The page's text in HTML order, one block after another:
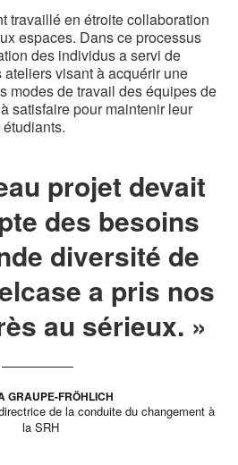
travaillé en étroite collaboration
espaces. Dans ce processus
des individus a servi de
visant à acquérir une
modes de travail des équipes de
satisfaire pour maintenir leur
projet devait
des besoins
diversité de
a pris nos
au sérieux. »
GRAUPE-FRÖHLICH
de la conduite du changement à
la SRH